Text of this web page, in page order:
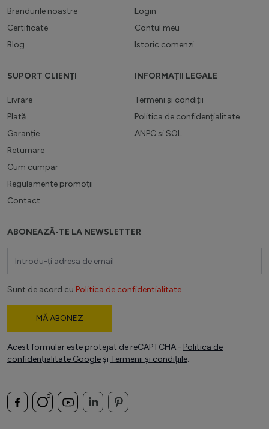
Brandurile noastre
Certificate
Blog
Login
Contul meu
Istoric comenzi
SUPORT CLIENȚI
Livrare
Plată
Garanție
Returnare
Cum cumpar
Regulamente promoții
Contact
INFORMAȚII LEGALE
Termeni și condiții
Politica de confidențialitate
ANPC si SOL
ABONEAZĂ-TE LA NEWSLETTER
Sunt de acord cu Politica de confidentialitate
MĂ ABONEZ
Acest formular este protejat de reCAPTCHA - Politica de
confidențialitate Google și Termenii și condițiile.